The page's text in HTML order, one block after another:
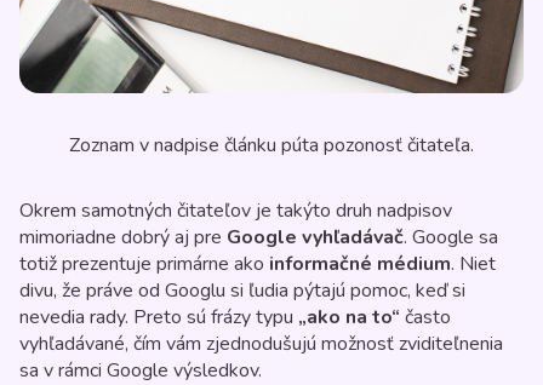
Zoznam v nadpise článku púta pozonosť čitateľa.
Okrem samotných čitateľov je takýto druh nadpisov
mimoriadne dobrý aj pre Google vyhľadávač. Google sa
totiž prezentuje primárne ako informačné médium. Niet
divu, že práve od Googlu si ľudia pýtajú pomoc, keď si
nevedia rady. Preto sú frázy typu „ako na to“ často
vyhľadávané, čím vám zjednodušujú možnosť zviditeľnenia
sa v rámci Google výsledkov.